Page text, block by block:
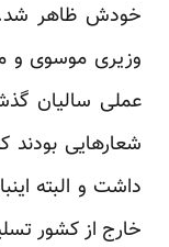
وزیری موسوی و
عملی سالیان
شعارهایی بودند
داشت و البته
خارج از کشور